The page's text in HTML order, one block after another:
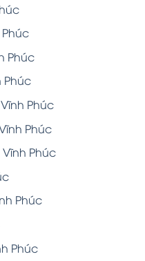
Phúc
Phúc
Phúc
Phúc
Phúc
Phúc
Phúc